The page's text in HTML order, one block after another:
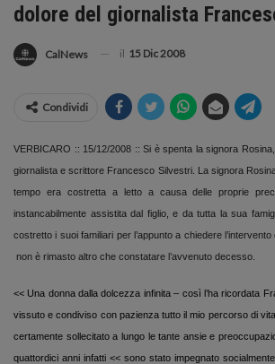
dolore del giornalista
CalNews il 15 Dic 2008
Condividi
VERBICARO :: 15/12/2008 :: Si è spenta la signora
giornalista e scrittore Francesco Silvestri. La signora
tempo era costretta a letto a causa delle proprie
instancabilmente assistita dal figlio, e da tutta la sua
costretto i suoi familiari per l’appunto a chiedere l’intervento
non è rimasto altro che constatare l’avvenuto decesso.
<< Una donna dalla dolcezza infinita – così l’ha ricordata
vissuto e condiviso con pazienza tutto il mio percorso di
certamente sollecitato a lungo le tante ansie e
quattordici anni infatti << sono stato impegnato